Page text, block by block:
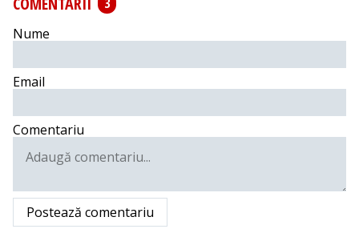
Nume
Email
Comentariu
Postează comentariu